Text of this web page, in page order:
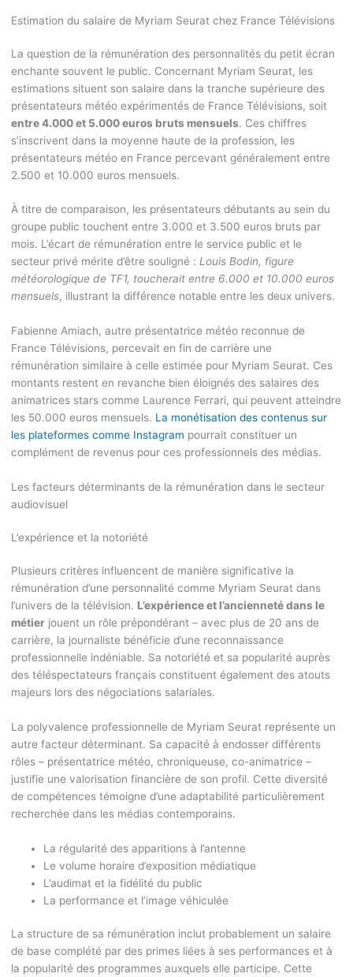
Estimation du salaire de Myriam Seurat chez France Télévisions
La question de la rémunération des personnalités du petit écran
enchante souvent le public. Concernant Myriam Seurat, les
estimations situent son salaire dans la tranche supérieure des
présentateurs météo expérimentés de France Télévisions, soit
entre 4.000 et 5.000 euros bruts mensuels. Ces chiffres
s’inscrivent dans la moyenne haute de la profession, les
présentateurs météo en France percevant généralement entre
2.500 et 10.000 euros mensuels.
À titre de comparaison, les présentateurs débutants au sein du
groupe public touchent entre 3.000 et 3.500 euros bruts par
mois. L’écart de rémunération entre le service public et le
secteur privé mérite d’être souligné : Louis Bodin, figure
météorologique de TF1, toucherait entre 6.000 et 10.000 euros
mensuels, illustrant la différence notable entre les deux univers.
Fabienne Amiach, autre présentatrice météo reconnue de
France Télévisions, percevait en fin de carrière une
rémunération similaire à celle estimée pour Myriam Seurat. Ces
montants restent en revanche bien éloignés des salaires des
animatrices stars comme Laurence Ferrari, qui peuvent atteindre
les 50.000 euros mensuels. La monétisation des contenus sur
les plateformes comme Instagram pourrait constituer un
complément de revenus pour ces professionnels des médias.
Les facteurs déterminants de la rémunération dans le secteur
audiovisuel
L’expérience et la notoriété
Plusieurs critères influencent de manière significative la
rémunération d’une personnalité comme Myriam Seurat dans
l’univers de la télévision. L’expérience et l’ancienneté dans le
métierjouent un rôle prépondérant – avec plus de 20 ans de
carrière, la journaliste bénéficie d’une reconnaissance
professionnelle indéniable. Sa notoriété et sa popularité auprès
des téléspectateurs français constituent également des atouts
majeurs lors des négociations salariales.
La polyvalence professionnelle de Myriam Seurat représente un
autre facteur déterminant. Sa capacité à endosser différents
rôles – présentatrice météo, chroniqueuse, co-animatrice –
justifie une valorisation financière de son profil. Cette diversité
de compétences témoigne d’une adaptabilité particulièrement
recherchée dans les médias contemporains.
La régularité des apparitions à l’antenne
Le volume horaire d’exposition médiatique
L’audimat et la fidélité du public
La performance et l’image véhiculée
La structure de sa rémunération inclut probablement un salaire
de base complété par des primes liées à ses performances et à
la popularité des programmes auxquels elle participe. Cette